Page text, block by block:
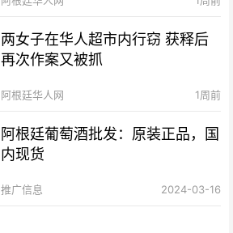
两女子在华人超市内行窃 获释后
再次作案又被抓
阿根廷华人网 1周前
阿根廷葡萄酒批发：原装正品，国
内现货
推广信息 2024-03-16